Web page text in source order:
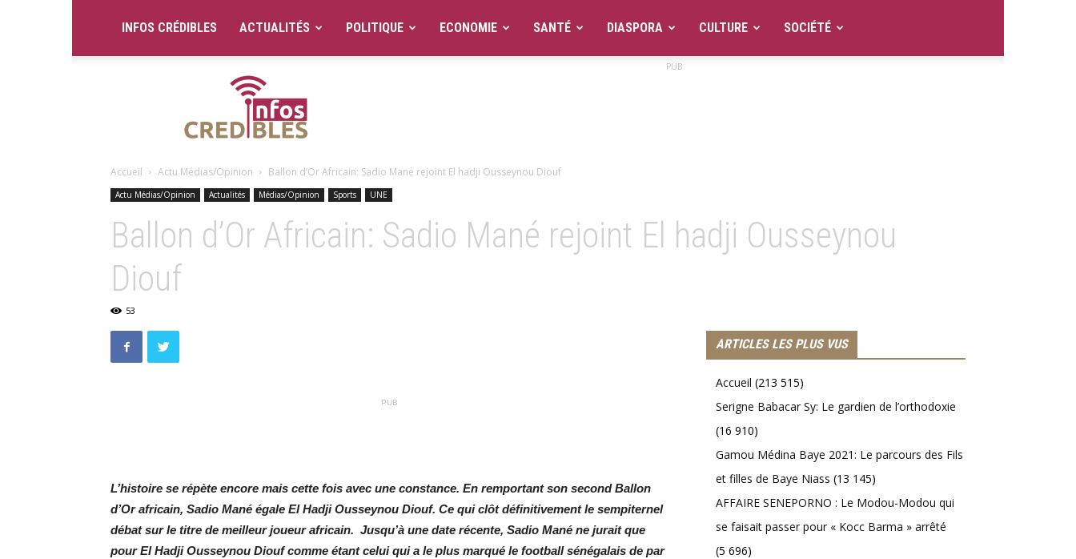
INFOS CRÉDIBLES ACTUALITÉS POLITIQUE ECONOMIE SANTÉ DIASPORA CULTURE SOCIÉTÉ
PUB
Accueil Actu Médias/Opinion Ballon d’Or Africain: Sadio Mané rejoint El hadji Ousseynou Diouf
Actu Médias/Opinion Actualités Médias/Opinion Sports UNE
Ballon d’Or Africain: Sadio Mané rejoint El hadji Ousseynou
Diouf
53
PUB
L’histoire se répète encore mais cette fois avec une constance. En remportant son second Ballon
d’Or africain, Sadio Mané égale El Hadji Ousseynou Diouf. Ce qui clôt définitivement le sempiternel
débat sur le titre de meilleur joueur africain. Jusqu’à une date récente, Sadio Mané ne jurait que
pour El Hadji Ousseynou Diouf comme étant celui qui a le plus marqué le football sénégalais de par
ARTICLES LES PLUS VUS
Accueil (213 515)
Serigne Babacar Sy: Le gardien de l’orthodoxie
(16 910)
Gamou Médina Baye 2021: Le parcours des Fils
et filles de Baye Niass (13 145)
AFFAIRE SENEPORNO : Le Modou-Modou qui
se faisait passer pour « Kocc Barma » arrêté
(5 696)